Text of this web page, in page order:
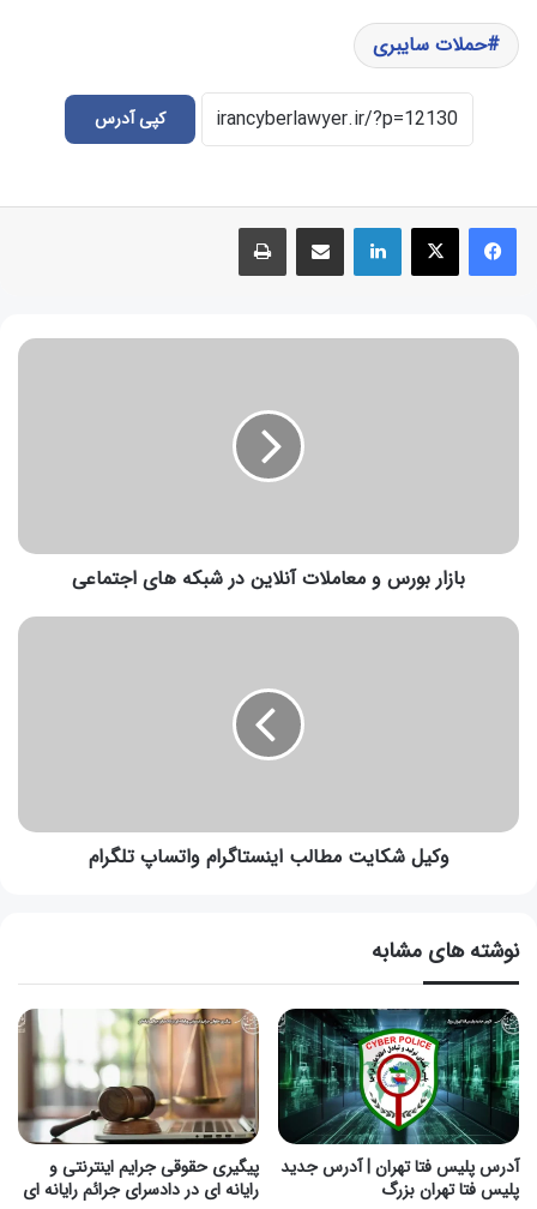
حملات سایبری
کپی آدرس
بازار بورس و معاملات آنلاین در شبکه های اجتماعی
وکیل شکایت مطالب اینستاگرام واتساپ تلگرام
نوشته های مشابه
آدرس پلیس فتا تهران | آدرس جدید
پلیس فتا تهران بزرگ
پیگیری حقوقی جرایم اینترنتی و
رایانه ای در دادسرای جرائم رایانه ای